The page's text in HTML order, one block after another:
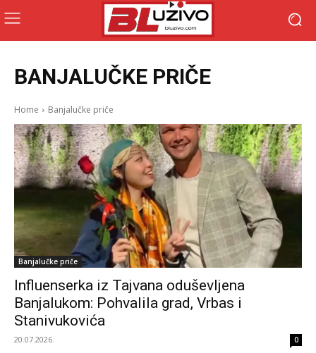
BANJALUČKE PRIČE
Home Banjalučke priče
Banjalučke priče
Influenserka iz Tajvana oduševljena
Banjalukom: Pohvalila grad, Vrbas i
Stanivukovića
20.07.2026. 0